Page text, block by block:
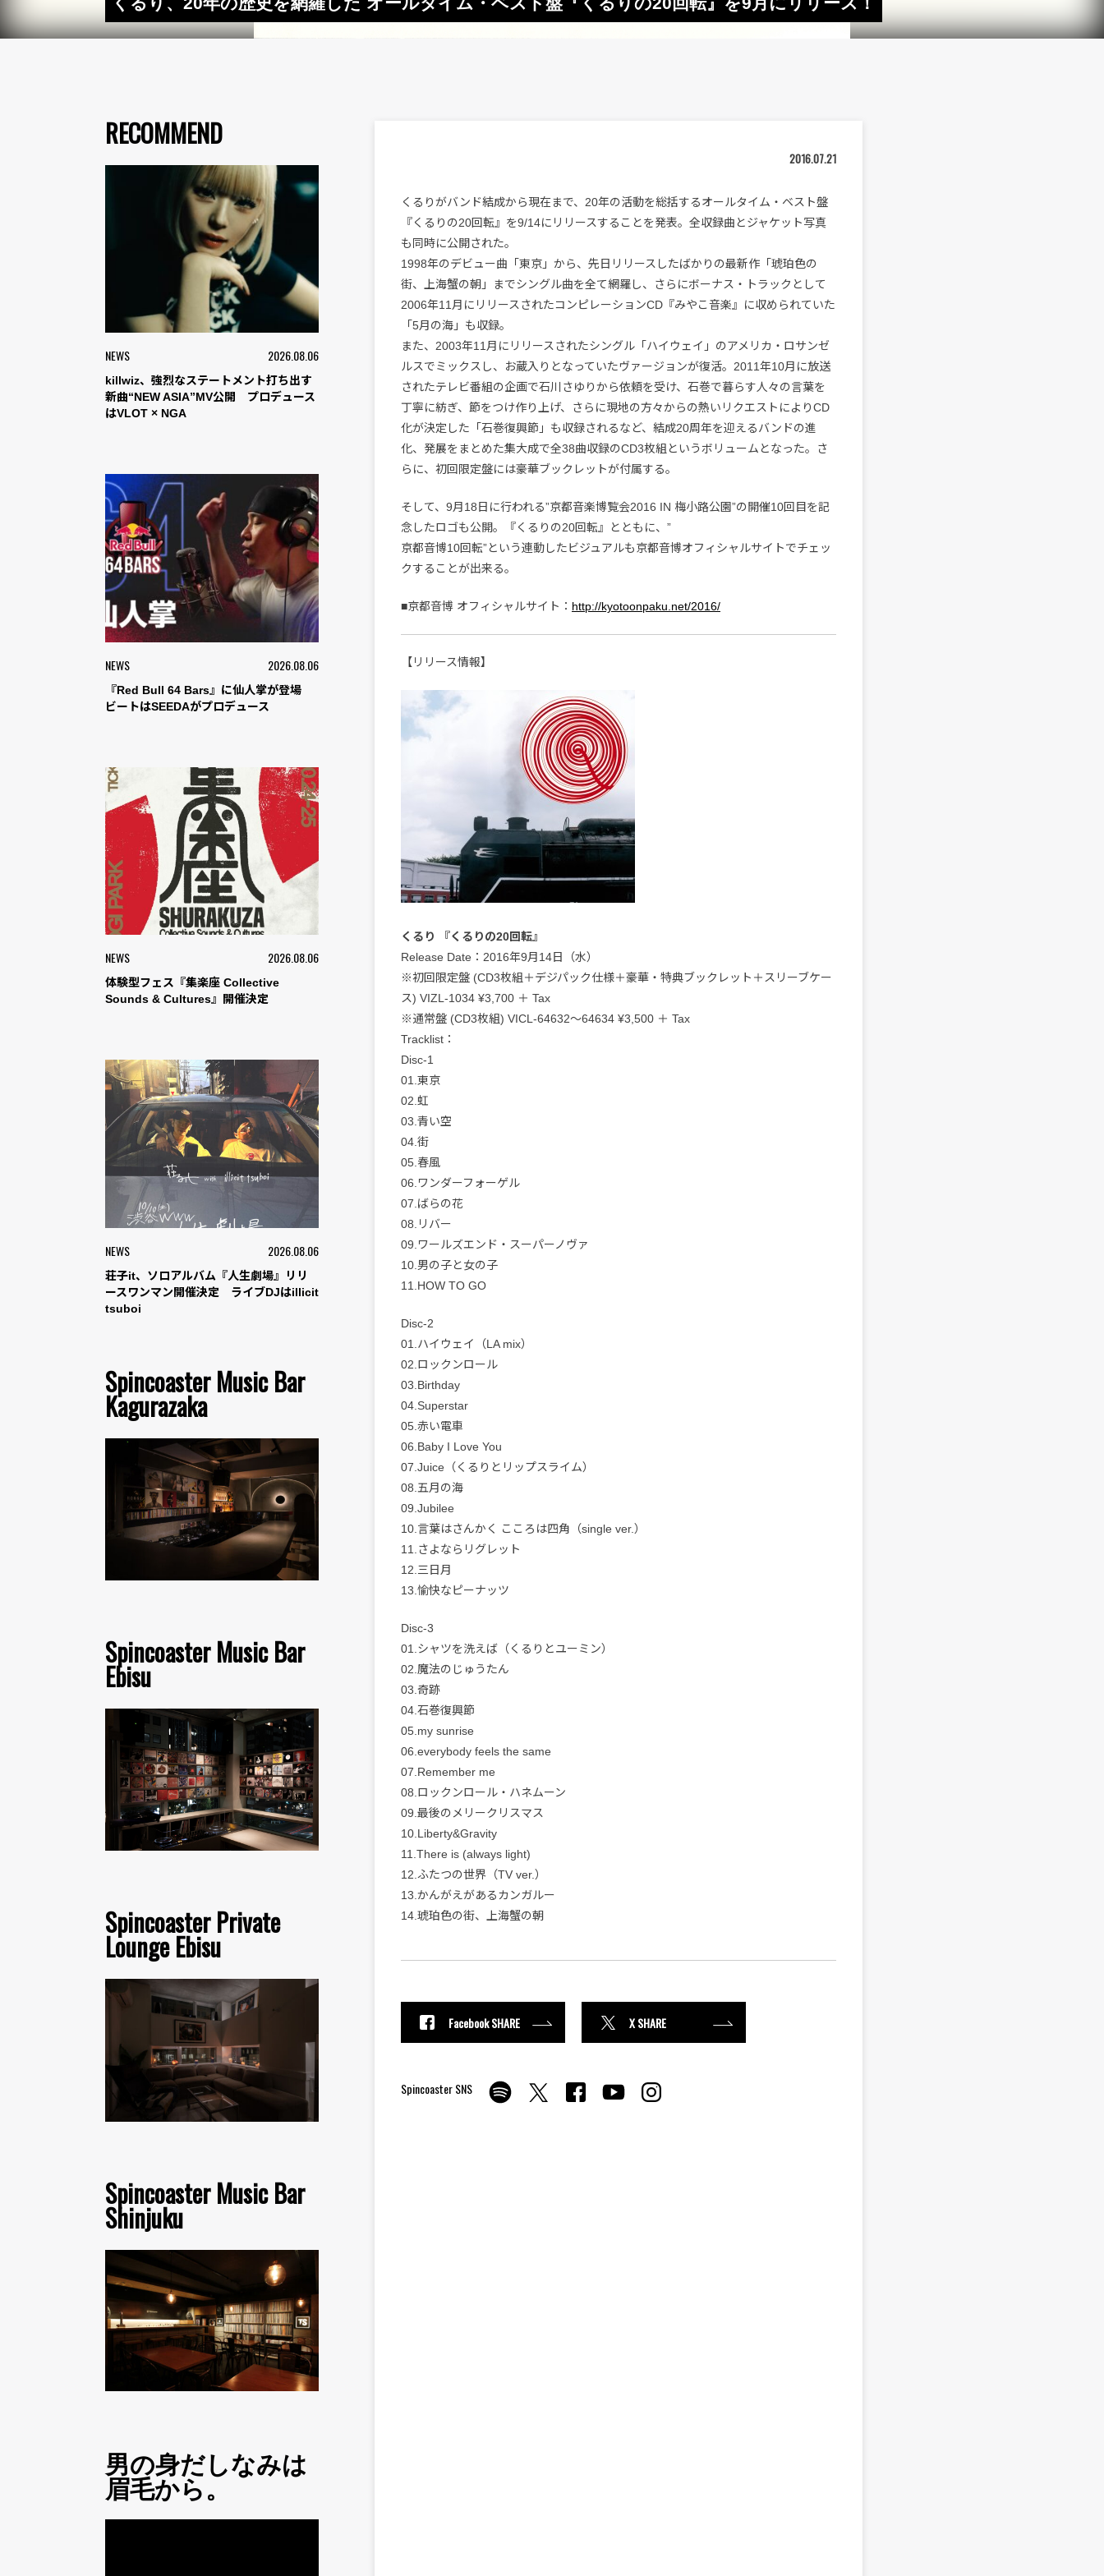
RECOMMEND
NEWS 2026.08.06
killwiz、強烈なステートメント打ち出す
新曲“NEW ASIA”MV公開 プロデュース
はVLOT × NGA
NEWS 2026.08.06
『Red Bull 64 Bars』に仙人掌が登場
ビートはSEEDAがプロデュース
NEWS 2026.08.06
体験型フェス『集楽座 Collective
Sounds & Cultures』開催決定
NEWS 2026.08.06
荘子it、ソロアルバム『人生劇場』リリ
ースワンマン開催決定 ライブDJはillicit
tsuboi
Spincoaster Music Bar
Kagurazaka
Spincoaster Music Bar
Ebisu
Spincoaster Private
Lounge Ebisu
Spincoaster Music Bar
Shinjuku
男の身だしなみは
眉毛から。
2016.07.21
くるりがバンド結成から現在まで、20年の活動を総括するオールタイム・ベスト盤
『くるりの20回転』を9/14にリリースすることを発表。全収録曲とジャケット写真
も同時に公開された。
1998年のデビュー曲「東京」から、先日リリースしたばかりの最新作「琥珀色の
街、上海蟹の朝」までシングル曲を全て網羅し、さらにボーナス・トラックとして
2006年11月にリリースされたコンピレーションCD『みやこ音楽』に収められていた
「5月の海」も収録。
また、2003年11月にリリースされたシングル「ハイウェイ」のアメリカ・ロサンゼ
ルスでミックスし、お蔵入りとなっていたヴァージョンが復活。2011年10月に放送
されたテレビ番組の企画で石川さゆりから依頼を受け、石巻で暮らす人々の言葉を
丁寧に紡ぎ、節をつけ作り上げ、さらに現地の方々からの熱いリクエストによりCD
化が決定した「石巻復興節」も収録されるなど、結成20周年を迎えるバンドの進
化、発展をまとめた集大成で全38曲収録のCD3枚組というボリュームとなった。さ
らに、初回限定盤には豪華ブックレットが付属する。
そして、9月18日に行われる”京都音楽博覧会2016 IN 梅小路公園”の開催10回目を記
念したロゴも公開。『くるりの20回転』とともに、”
京都音博10回転”という連動したビジュアルも京都音博オフィシャルサイトでチェッ
クすることが出来る。
■京都音博 オフィシャルサイト： http://kyotoonpaku.net/2016/
【リリース情報】
くるり 『くるりの20回転』
Release Date：2016年9月14日（水）
※初回限定盤 (CD3枚組＋デジパック仕様＋豪華・特典ブックレット＋スリーブケー
ス) VIZL-1034 ¥3,700 ＋ Tax
※通常盤 (CD3枚組) VICL-64632～64634 ¥3,500 ＋ Tax
Tracklist：
Disc-1
01.東京
02.虹
03.青い空
04.街
05.春風
06.ワンダーフォーゲル
07.ばらの花
08.リバー
09.ワールズエンド・スーパーノヴァ
10.男の子と女の子
11.HOW TO GO
Disc-2
01.ハイウェイ（LA mix）
02.ロックンロール
03.Birthday
04.Superstar
05.赤い電車
06.Baby I Love You
07.Juice（くるりとリップスライム）
08.五月の海
09.Jubilee
10.言葉はさんかく こころは四角（single ver.）
11.さよならリグレット
12.三日月
13.愉快なピーナッツ
Disc-3
01.シャツを洗えば（くるりとユーミン）
02.魔法のじゅうたん
03.奇跡
04.石巻復興節
05.my sunrise
06.everybody feels the same
07.Remember me
08.ロックンロール・ハネムーン
09.最後のメリークリスマス
10.Liberty&Gravity
11.There is (always light)
12.ふたつの世界（TV ver.）
13.かんがえがあるカンガルー
14.琥珀色の街、上海蟹の朝
Facebook SHARE X SHARE
Spincoaster SNS